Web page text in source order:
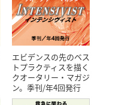
エビデンスの先のベス
トプラクティスを描く
クオータリー・マガジ
ン。季刊/年4回発行